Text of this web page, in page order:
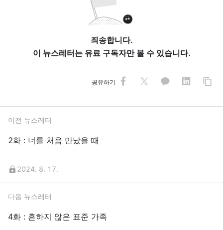
죄송합니다.
이 뉴스레터는 유료 구독자만 볼 수 있습니다.
공유하기
이전 뉴스레터
2화 : 너를 처음 만났을 때
2024. 8. 17.
다음 뉴스레터
4화 : 흔하지 않은 표준 가족